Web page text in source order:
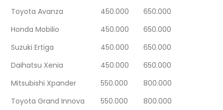
Toyota Avanza 450.000
650.000
Honda Mobilio
450.000
650.000
Suzuki Ertiga
450.000
650.000
Daihatsu Xenia
450.000
650.000
Mitsubishi Xpander
550.000
800.000
Toyota Grand Innova
550.000
800.000